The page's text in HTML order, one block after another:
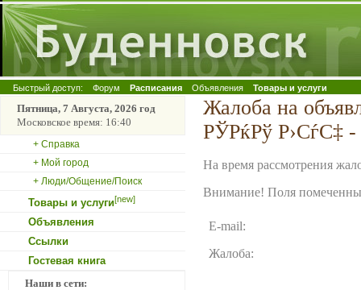
Быстрый доступ: Форум Расписания Объявления Товары и услуги
Пятница, 7 Августа, 2026 год
Московское время: 16:40
+ Справка
+ Мой город
+ Люди/Общение/Поиск
Товары и услуги[new]
Объявления
Ссылки
Гостевая книга
Наши в сети:
Жалоба на
РЎРќРў Р›СѓС‡
На время рассмотрения
Внимание! Поля
E-mail:
Жалоба: